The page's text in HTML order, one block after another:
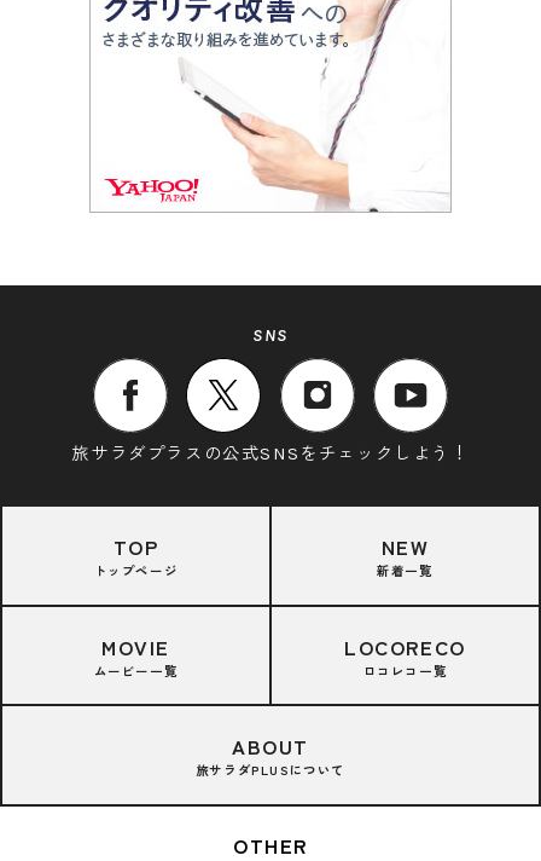
SNS
旅サラダプラスの公式SNSをチェックしよう！
TOP
トップページ
NEW
新着一覧
MOVIE
ムービー一覧
LOCORECO
ロコレコ一覧
ABOUT
旅サラダPLUSについて
OTHER